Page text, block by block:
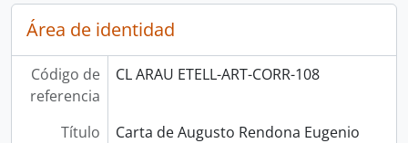
Área de identidad
Código de
referencia
CL ARAU ETELL-ART-CORR-108
Título
Carta de Augusto Rendona Eugenio